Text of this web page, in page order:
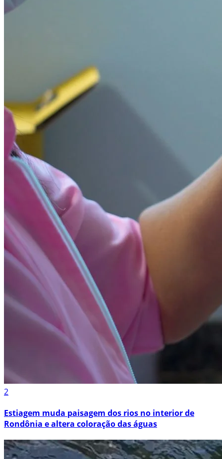
2
Estiagem muda paisagem dos rios no interior de
Rondônia e altera coloração das águas